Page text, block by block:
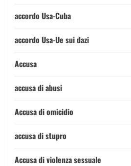
accordo Usa-Cuba
accordo Usa-Ue sui dazi
Accusa
accusa di abusi
Accusa di omicidio
accusa di stupro
Accusa di violenza sessuale